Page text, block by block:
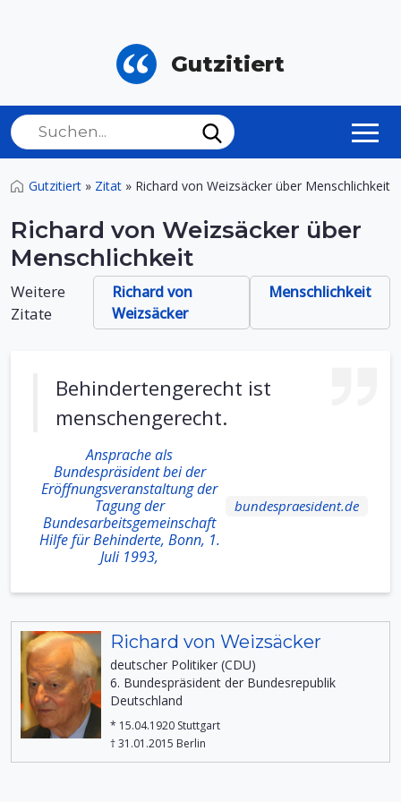
Gutzitiert
Gutzitiert » Zitat » Richard von Weizsäcker über Menschlichkeit
Richard von Weizsäcker über
Menschlichkeit
Weitere
Zitate
Richard von
Weizsäcker
Menschlichkeit
Behindertengerecht ist
menschengerecht.
Ansprache als
Bundespräsident bei der
Eröffnungsveranstaltung der
Tagung der
Bundesarbeitsgemeinschaft
Hilfe für Behinderte, Bonn, 1.
Juli 1993,
bundespraesident.de
Richard von Weizsäcker
deutscher Politiker (CDU)
6. Bundespräsident der Bundesrepublik
Deutschland
* 15.04.1920 Stuttgart
† 31.01.2015 Berlin